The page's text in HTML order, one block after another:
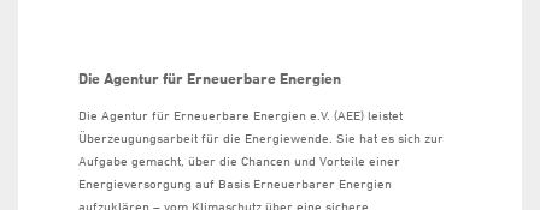
Die Agentur für Erneuerbare Energien
Die Agentur für Erneuerbare Energien e.V. (AEE) leistet
Überzeugungsarbeit für die Energiewende. Sie hat es sich zur
Aufgabe gemacht, über die Chancen und Vorteile einer
Energieversorgung auf Basis Erneuerbarer Energien
aufzuklären – vom Klimaschutz über eine sichere